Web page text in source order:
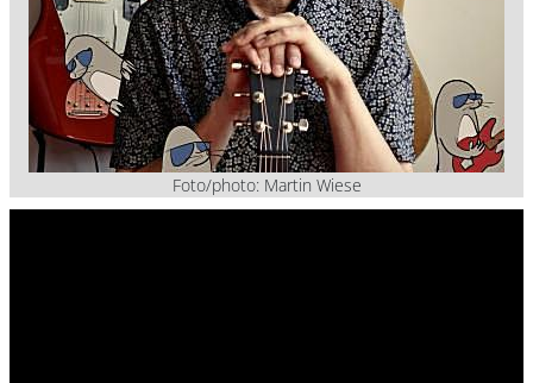
Foto/photo: Martin Wiese